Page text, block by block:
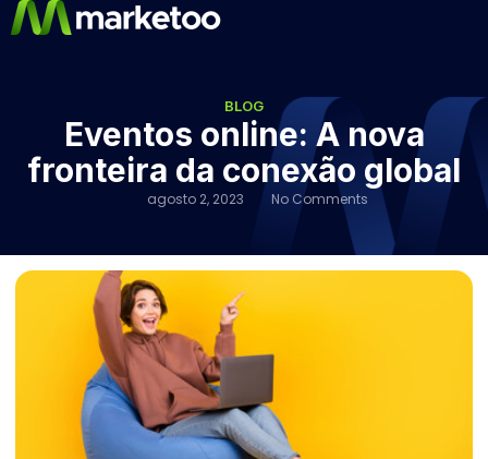
BLOG
Eventos online: A nova
fronteira da conexão global
agosto 2, 2023 No Comments